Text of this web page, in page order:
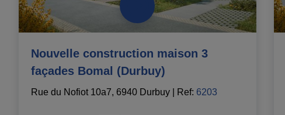
Nouvelle construction maison 3
façades Bomal (Durbuy)
Rue du Nofiot 10a7, 6940 Durbuy Ref: 6203